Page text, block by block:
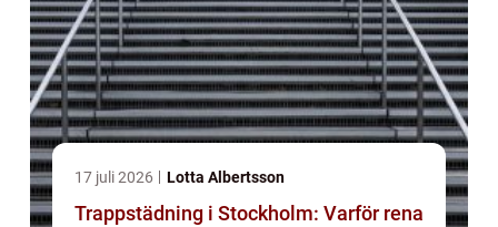
17 juli 2026 Lotta Albertsson
Trappstädning i Stockholm: Varför rena